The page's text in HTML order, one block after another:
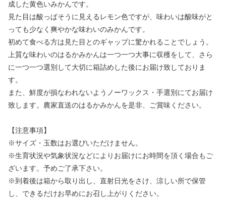
成した黄色いみかんです。
見た目は酸っぱそうに見えるレモン色ですが、味わいは酸味がと
っても少なく爽やかな味わいのみかんです。
初めて食べる方は見た目とのギャップに驚かれることでしょう。
上質な味わいのはるかみかんは一つ一つ大事に収穫をして、さら
に一つ一つ選別して大切に箱詰めした後にお届け致しておりま
す。
また、鮮度が損なわれないようノーワックス・手選別にてお届け
致します。農家直送のはるかみかんを是非、ご賞味ください。
【注意事項】
※サイズ・玉数はお選びいただけません。
※生育状況や気象状況などによりお届けにお時間を頂く場合もご
ざいます。予めご了承下さい。
※到着後は箱から取り出し、直射日光をさけ、涼しい所で保管
し、できるだけお早めにお召し上がりください。